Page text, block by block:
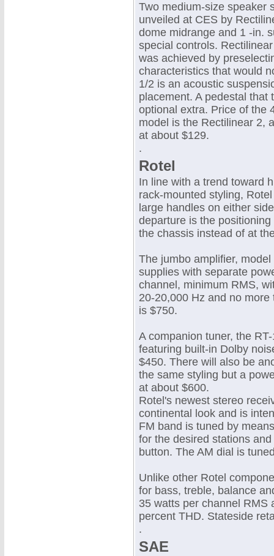
Two medium-size speaker
unveiled at CES by
dome midrange and 1 -in.
special controls.
was achieved by
characteristics that would
1/2 is an acoustic
placement. A pedestal
optional extra. Price of the
model is the Rectilinear 2,
at about $129.
.
Rotel
In line with a trend toward
rack-mounted styling,
large handles on either
departure is the
the chassis instead of at
The jumbo amplifier,
supplies with separate
channel, minimum RMS,
20-20,000 Hz and no
is $750.
A companion tuner, the
featuring built-in Dolby
$450. There will also be
the same styling but a
at about $600.
Rotel's newest stereo
continental look and is
FM band is tuned by
for the desired stations
button. The AM dial is
Unlike other Rotel
for bass, treble, balance
35 watts per channel RMS
percent THD. Stateside
.
SAE